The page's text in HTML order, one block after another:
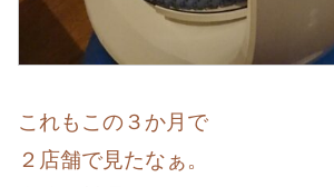
これもこの３か月で
２店舗で見たなぁ。